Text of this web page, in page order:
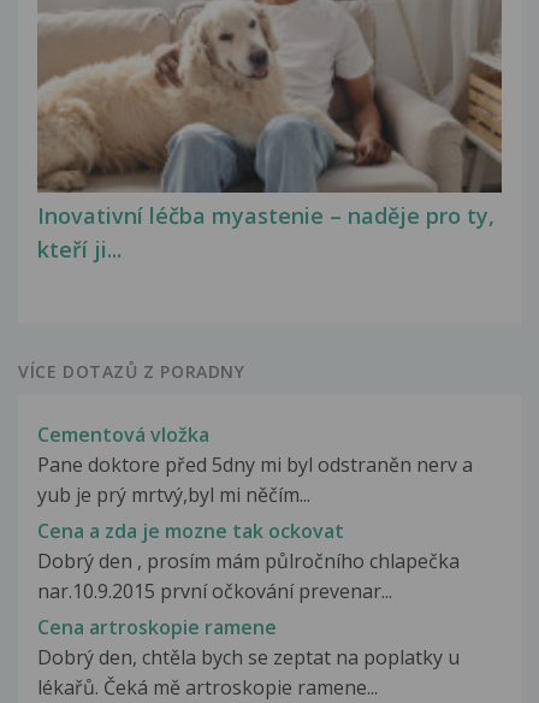
Inovativní léčba myastenie – naděje pro ty,
kteří ji...
VÍCE DOTAZŮ Z PORADNY
Cementová vložka
Pane doktore před 5dny mi byl odstraněn nerv a
yub je prý mrtvý,byl mi něčím...
Cena a zda je mozne tak ockovat
Dobrý den , prosím mám půlročního chlapečka
nar.10.9.2015 první očkování prevenar...
Cena artroskopie ramene
Dobrý den, chtěla bych se zeptat na poplatky u
lékařů. Čeká mě artroskopie ramene...